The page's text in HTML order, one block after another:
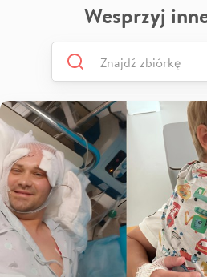
Wesprzyj